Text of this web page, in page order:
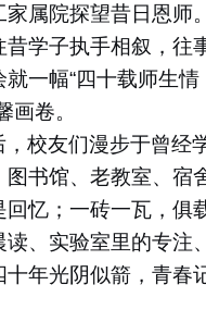
家属院探望昔日恩师
昔学子执手相叙，往
就一幅“四十载师生情
画卷。
，校友们漫步于曾经
图书馆、老教室、宿
回忆；一砖一瓦，俱
读、实验室里的专注
十年光阴似箭，青春